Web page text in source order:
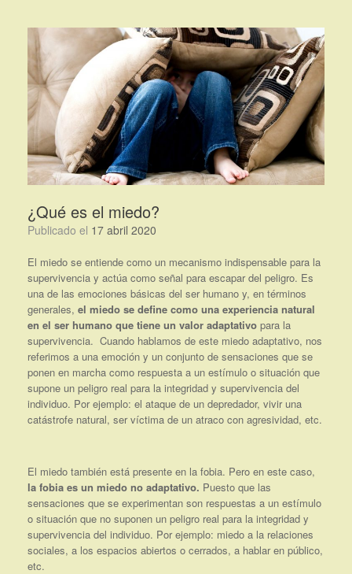
contenido
¿Qué es el miedo?
Publicado el 17 abril 2020
El miedo se entiende como un mecanismo indispensable para la
supervivencia y actúa como señal para escapar del peligro. Es
una de las emociones básicas del ser humano y, en términos
generales, el miedo se define como una experiencia natural
en el ser humano que tiene un valor adaptativo para la
supervivencia. Cuando hablamos de este miedo adaptativo, nos
referimos a una emoción y un conjunto de sensaciones que se
ponen en marcha como respuesta a un estímulo o situación que
supone un peligro real para la integridad y supervivencia del
individuo. Por ejemplo: el ataque de un depredador, vivir una
catástrofe natural, ser víctima de un atraco con agresividad, etc.
El miedo también está presente en la fobia. Pero en este caso,
la fobia es un miedo no adaptativo. Puesto que las
sensaciones que se experimentan son respuestas a un estímulo
o situación que no suponen un peligro real para la integridad y
supervivencia del individuo. Por ejemplo: miedo a la relaciones
sociales, a los espacios abiertos o cerrados, a hablar en público,
etc.